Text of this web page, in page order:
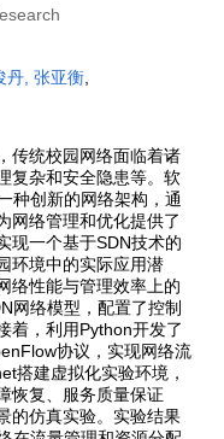
丹, 张亚衡
传统校园网络面临着诸
复杂和安全隐患等。软
种创新的网络架构，通
网络管理和优化提供了
现一个基于SDN技术的
环境中的实际应用潜
络性能与管理效率上的
网络模型，配置了控制
着，利用Python开发了
协议，实现网络流
搭建虚拟化实验环境，
恢复、服务质量保证
的仿真实验。实验结果